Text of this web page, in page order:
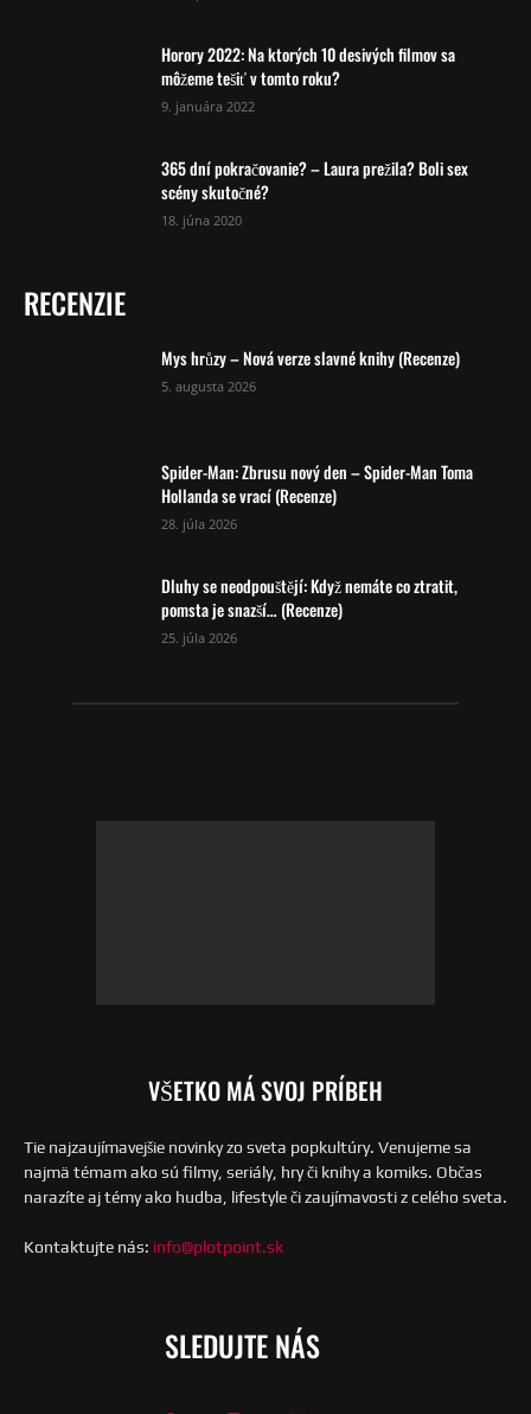
Horory 2022: Na ktorých 10 desivých filmov sa
môžeme tešiť v tomto roku?
9. januára 2022
365 dní pokračovanie? – Laura prežila? Boli sex
scény skutočné?
18. júna 2020
RECENZIE
Mys hrůzy – Nová verze slavné knihy (Recenze)
5. augusta 2026
Spider-Man: Zbrusu nový den – Spider-Man Toma
Hollanda se vrací (Recenze)
28. júla 2026
Dluhy se neodpouštějí: Když nemáte co ztratit,
pomsta je snazší… (Recenze)
25. júla 2026
VŠETKO MÁ SVOJ PRÍBEH
Tie najzaujímavejšie novinky zo sveta popkultúry. Venujeme sa
najmä témam ako sú filmy, seriály, hry či knihy a komiks. Občas
narazíte aj témy ako hudba, lifestyle či zaujímavosti z celého sveta.
Kontaktujte nás: info@plotpoint.sk
SLEDUJTE NÁS